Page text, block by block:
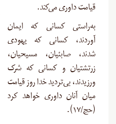
قیامت داوری می‌کند.
به‌راستی کسانی که ایمان
آوردند، کسانی که یهودی
شدند، صابئیان، مسیحیان،
زرتشتیان و کسانی که شرک
ورزیدند، بی‌تردید خدا روز قیامت
میان آنان داوری خواهد کرد
(حج/۱۷
).